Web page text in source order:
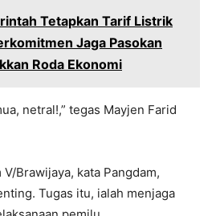
Tetapkan Tarif Listrik
Jaga Pasokan
Roda Ekonomi
netral!,” tegas Mayjen Farid
Brawijaya, kata Pangdam,
Tugas itu, ialah menjaga